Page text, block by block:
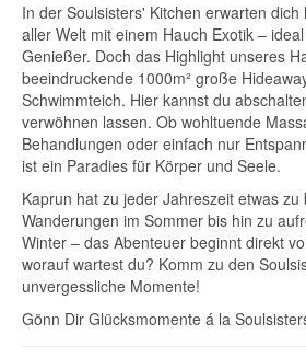
In der Soulsisters' Kitchen erwarten
aller Welt mit einem Hauch Exotik –
Genießer. Doch das Highlight unseres
beeindruckende 1000m² große
Schwimmteich. Hier kannst du
verwöhnen lassen. Ob wohltuende
Behandlungen oder einfach nur
ist ein Paradies für Körper und Seele.
Kaprun hat zu jeder Jahreszeit etwas zu
Wanderungen im Sommer bis hin zu
Winter – das Abenteuer beginnt direkt
worauf wartest du? Komm zu den
unvergessliche Momente!
Gönn Dir Glücksmomente á la